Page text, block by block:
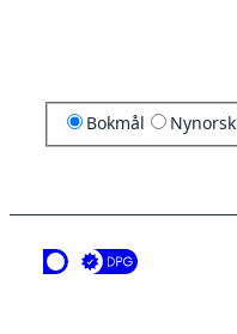
Bokmål Nynorsk